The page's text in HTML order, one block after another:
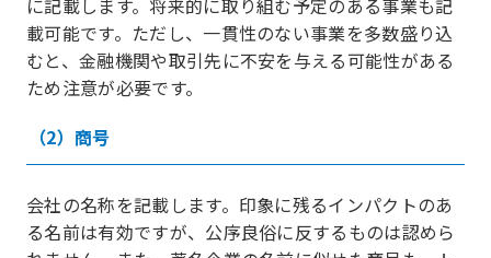
に記載します。将来的に取り組む予定のある事業も記
載可能です。ただし、一貫性のない事業を多数盛り込
むと、金融機関や取引先に不安を与える可能性がある
ため注意が必要です。
（2）商号
会社の名称を記載します。印象に残るインパクトのあ
る名前は有効ですが、公序良俗に反するものは認めら